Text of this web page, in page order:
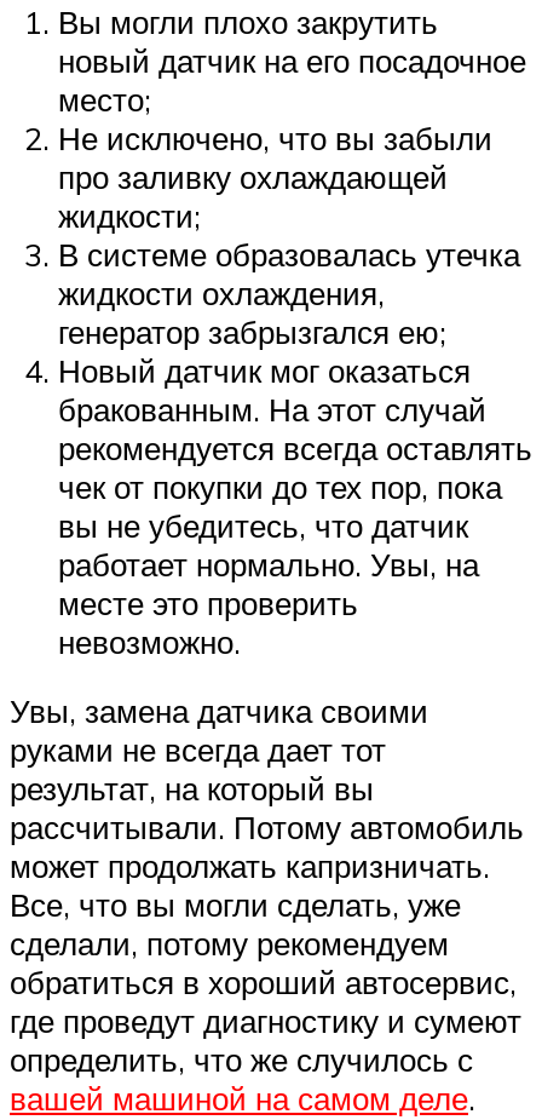
Вы могли плохо закрутить
новый датчик на его посадочное
место;
Не исключено, что вы забыли
про заливку охлаждающей
жидкости;
В системе образовалась утечка
жидкости охлаждения,
генератор забрызгался ею;
Новый датчик мог оказаться
бракованным. На этот случай
рекомендуется всегда оставлять
чек от покупки до тех пор, пока
вы не убедитесь, что датчик
работает нормально. Увы, на
месте это проверить
невозможно.
Увы, замена датчика своими
руками не всегда дает тот
результат, на который вы
рассчитывали. Потому автомобиль
может продолжать капризничать.
Все, что вы могли сделать, уже
сделали, потому рекомендуем
обратиться в хороший автосервис,
где проведут диагностику и сумеют
определить, что же случилось с
вашей машиной на самом деле.